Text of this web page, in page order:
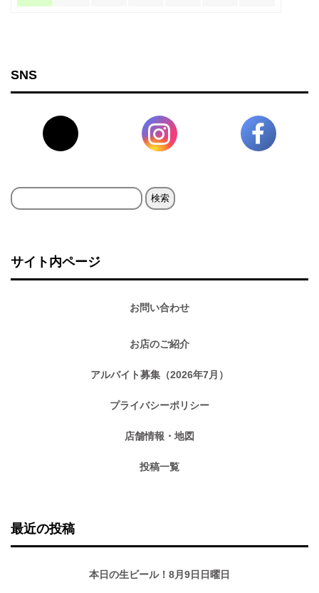
SNS
検
サイト内ページ
お問い合わせ
お店のご紹介
アルバイト募集（2026年7月）
プライバシーポリシー
店舗情報・地図
投稿一覧
最近の投稿
本日の生ビール！8月9日日曜日